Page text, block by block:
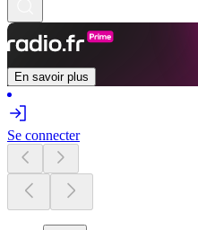
En savoir plus
Se connecter